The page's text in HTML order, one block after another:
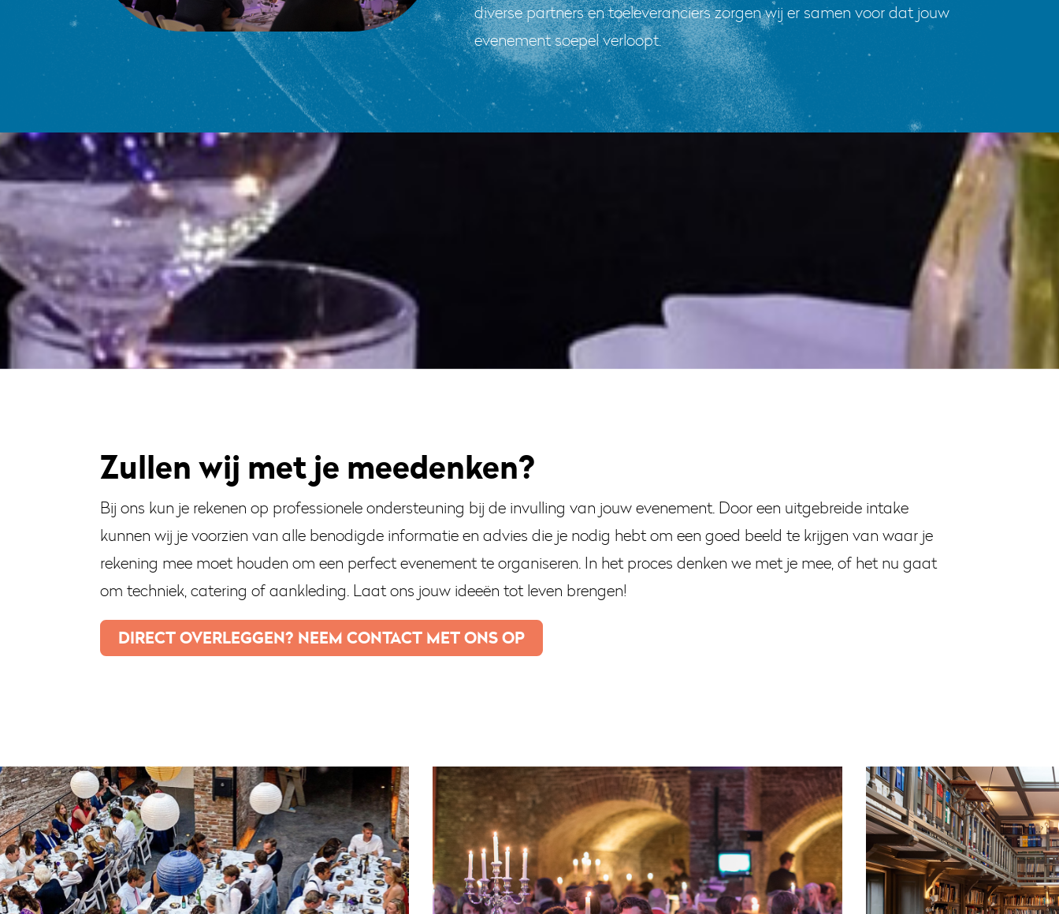
diverse partners en toeleveranciers zorgen wij er samen voor dat jouw
evenement soepel verloopt.
Zullen wij met je meedenken?
Bij ons kun je rekenen op professionele ondersteuning bij de invulling van jouw evenement. Door een uitgebreide intake
kunnen wij je voorzien van alle benodigde informatie en advies die je nodig hebt om een goed beeld te krijgen van waar je
rekening mee moet houden om een perfect evenement te organiseren. In het proces denken we met je mee, of het nu gaat
om techniek, catering of aankleding. Laat ons jouw ideeën tot leven brengen!
DIRECT OVERLEGGEN? NEEM CONTACT MET ONS OP